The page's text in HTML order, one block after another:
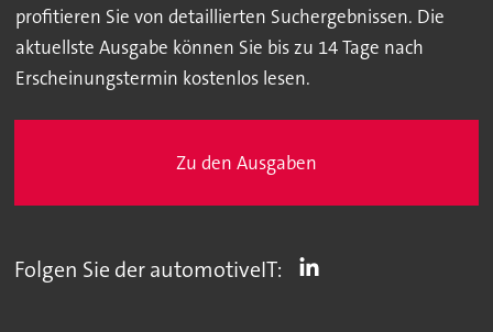
profitieren Sie von detaillierten Suchergebnissen. Die
aktuellste Ausgabe können Sie bis zu 14 Tage nach
Erscheinungstermin kostenlos lesen.
Zu den Ausgaben
Folgen Sie der automotiveIT: